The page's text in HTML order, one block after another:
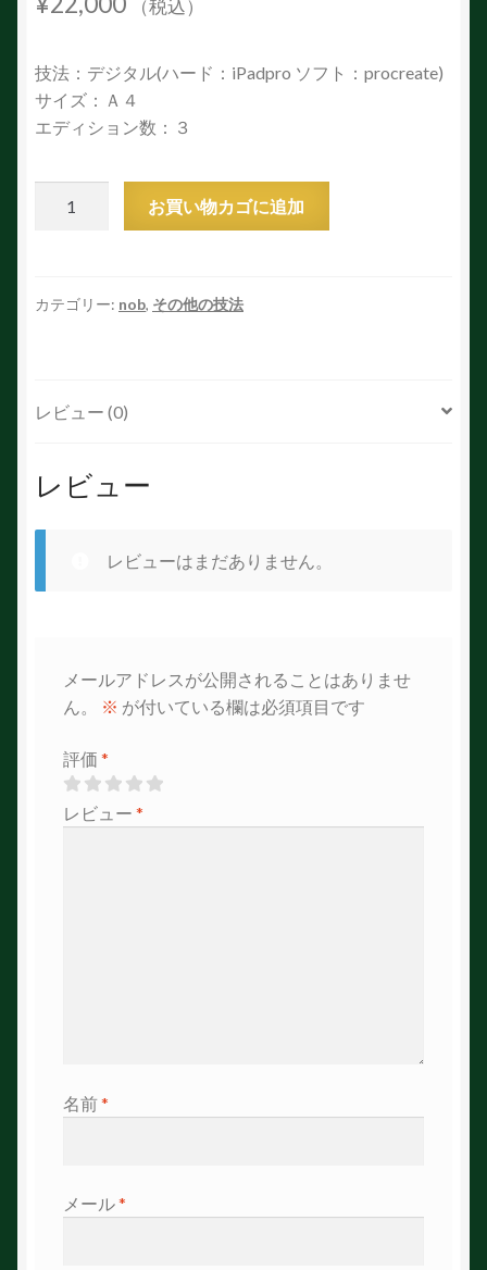
（税込）
技法：デジタル(ハード：iPadpro ソフト：procreate)
サイズ：Ａ４
エディション数：３
お買い物カゴに追加
カテゴリー: nob, その他の技法
レビュー (0)
レビュー
レビューはまだありません。
メールアドレスが公開されることはありませ
ん。
※ が付いている欄は必須項目です
評価 *
レビュー *
名前*
メール*